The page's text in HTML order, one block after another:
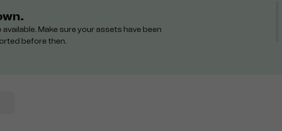
Make sure your assets have been
before then.